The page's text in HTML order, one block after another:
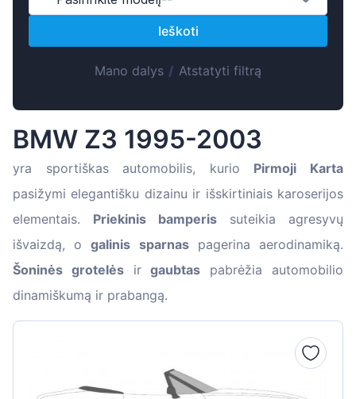
Magyar
Slovenian
Latvian
Slovenčina
Ieškoti
Mano dalys / Atstatyti filtrą
BMW Z3 1995-2003
yra sportiškas automobilis, kurio Pirmoji Karta
pasižymi elegantišku dizainu ir išskirtiniais karoserijos
elementais. Priekinis bamperis suteikia agresyvų
išvaizdą, ogalinis sparnaspagerina aerodinamiką.
Šoninės grotelėsirgaubtas pabrėžia automobilio
dinamiškumą ir prabangą.